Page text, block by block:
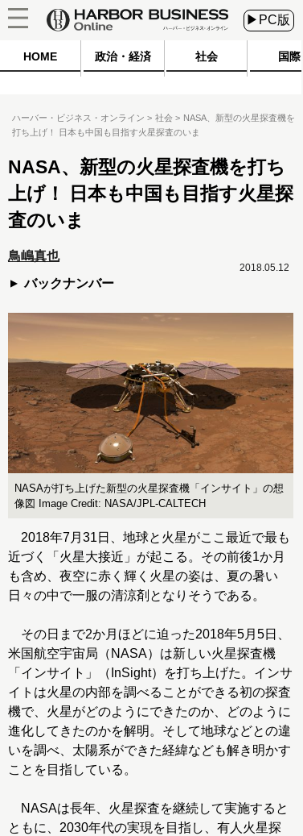
▶PC版
HOME 政治・経済 社会 国際
ハーバー・ビジネス・オンライン 社会
NASA、新型の火星探査機を
打ち上げ！ 日本も中国も目指す火星探査のいま
NASA、新型の火星探査機を打ち
上げ！ 日本も中国も目指す火星探
査のいま
鳥嶋真也
バックナンバー
2018.05.12
NASAが打ち上げた新型の火星探査機「インサイト」の想
像図 Image Credit: NASA/JPL-CALTECH
2018年7月31日、地球と火星がここ最近で最も
近づく「火星大接近」が起こる。その前後1か月
も含め、夜空に赤く輝く火星の姿は、夏の暑い
日々の中で一服の清涼剤となりそうである。
その日まで2か月ほどに迫った2018年5月5日、
米国航空宇宙局（NASA）は新しい火星探査機
「インサイト」（InSight）を打ち上げた。インサ
イトは火星の内部を調べることができる初の探査
機で、火星がどのようにできたのか、どのように
進化してきたのかを解明。そして地球などとの違
いを調べ、太陽系ができた経緯なども解き明かす
ことを目指している。
NASAは長年、火星探査を継続して実施すると
ともに、2030年代の実現を目指し、有人火星探